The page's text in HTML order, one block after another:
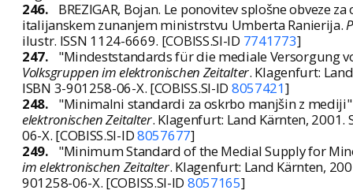
246.
BREZIGAR, Bojan. Le ponovitev splošne obveze
italijanskem zunanjem ministrstvu Umberta Ranierija.
ilustr. ISSN 1124-6669. [COBISS.SI-ID 7741773]
247.
"Mindeststandards für die mediale Versorgung
Volksgruppen im elektronischen Zeitalter. Klagenfurt:
ISBN 3-901258-06-X. [COBISS.SI-ID 8057421]
248.
"Minimalni standardi za oskrbo manjšin z mediji"
elektronischen Zeitalter. Klagenfurt: Land Kärnten, 2001.
06-X. [COBISS.SI-ID8057677]
249.
"Minimum Standard of the Medial Supply for
im elektronischen Zeitalter. Klagenfurt: Land Kärnten,
901258-06-X. [COBISS.SI-ID 8057165]